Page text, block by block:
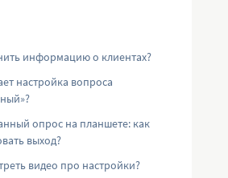
информацию о клиентах?
настройка вопроса
опрос на планшете: как
выход?
видео про настройки?